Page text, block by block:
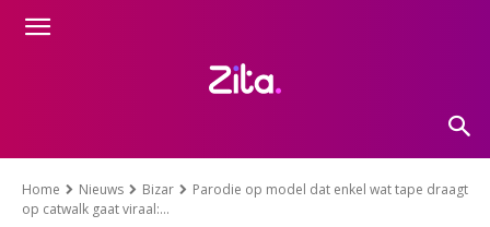
Home Nieuws Bizar
Parodie op model dat enkel wat tape draagt
op catwalk gaat viraal:...